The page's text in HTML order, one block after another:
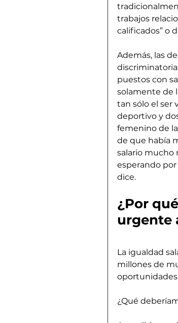
trabajos
calificados” o
Además, las
puestos con
solamente de
tan sólo el ser
deportivo y
femenino de
de que había
salario mucho
esperando por
dice.
¿Por
urgente
La igualdad
millones de
¿Qué